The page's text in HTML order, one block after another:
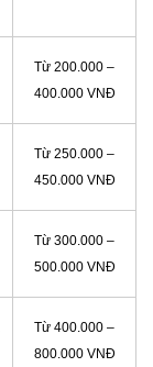
Từ 200.000 –
400.000 VNĐ
Từ 250.000 –
450.000 VNĐ
Từ 300.000 –
500.000 VNĐ
Từ 400.000 –
800.000 VNĐ